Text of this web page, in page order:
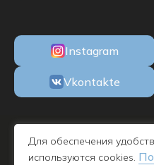
Instagram
Vkontakte
Для обеспечения
используются cookies.
ООО «БКМЕБЕЛЬ» Республика
Богдановича, 78, пом. 1Н офис